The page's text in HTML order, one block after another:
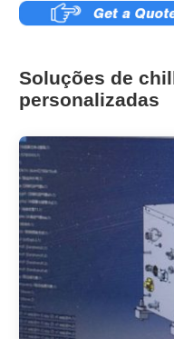
Soluções de
personalizadas